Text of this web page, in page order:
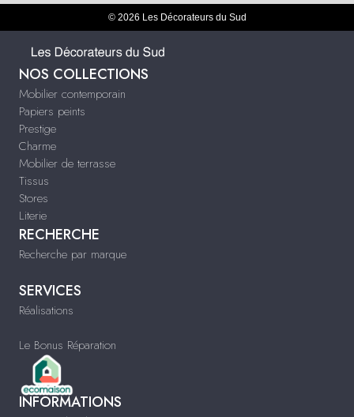
© 2026 Les Décorateurs du Sud
NOS COLLECTIONS
Mobilier contemporain
Papiers peints
Prestige
Charme
Mobilier de terrasse
Tissus
Stores
Literie
RECHERCHE
Recherche par marque
SERVICES
Réalisations
Le Bonus Réparation
INFORMATIONS